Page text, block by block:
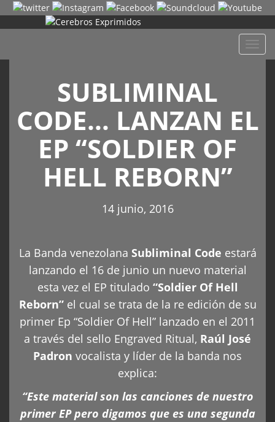
SUBLIMINAL
CODE… LANZAN EL
EP “SOLDIER OF
HELL REBORN”
14 junio, 2016
La Banda venezolana Subliminal Code estará
lanzando el 16 de junio un nuevo material
esta vez el EP titulado “Soldier Of Hell
Reborn”el cual se trata de la re edición de su
primer Ep “Soldier Of Hell” lanzado en el 2011
a través del sello Engraved Ritual, Raúl José
Padron vocalista y líder de la banda nos
explica:
“Este material son las canciones de nuestro
primer EP pero digamos que es una segunda